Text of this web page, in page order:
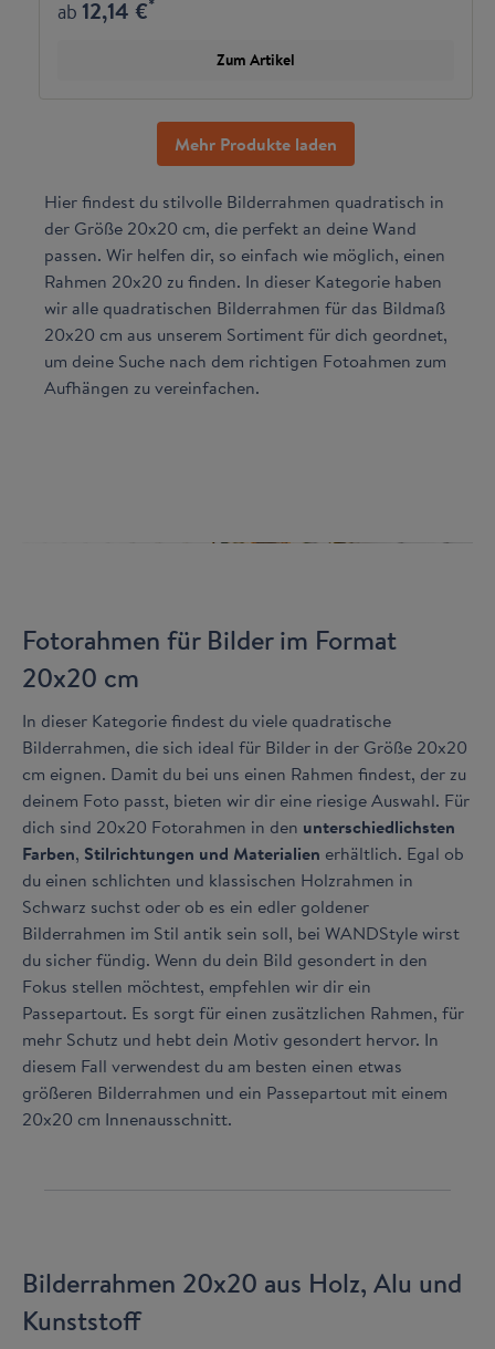
ab12,14 €
Zum Artikel
Mehr Produkte laden
Hier findest du stilvolle Bilderrahmen quadratisch in
der Größe 20x20 cm, die perfekt an deine Wand
passen. Wir helfen dir, so einfach wie möglich, einen
Rahmen 20x20 zu finden. In dieser Kategorie haben
wir alle quadratischen Bilderrahmen für das Bildmaß
20x20 cm aus unserem Sortiment für dich geordnet,
um deine Suche nach dem richtigen Fotoahmen zum
Aufhängen zu vereinfachen.
Fotorahmen für Bilder im Format
20x20 cm
In dieser Kategorie findest du viele quadratische
Bilderrahmen, die sich ideal für Bilder in der Größe 20x20
cm eignen. Damit du bei uns einen Rahmen findest, der zu
deinem Foto passt, bieten wir dir eine riesige Auswahl. Für
dich sind 20x20 Fotorahmen in den unterschiedlichsten
Farben, Stilrichtungen und Materialien erhältlich. Egal ob
du einen schlichten und klassischen Holzrahmen in
Schwarz suchst oder ob es ein edler goldener
Bilderrahmen im Stil antik sein soll, bei WANDStyle wirst
du sicher fündig. Wenn du dein Bild gesondert in den
Fokus stellen möchtest, empfehlen wir dir ein
Passepartout. Es sorgt für einen zusätzlichen Rahmen, für
mehr Schutz und hebt dein Motiv gesondert hervor. In
diesem Fall verwendest du am besten einen etwas
größeren Bilderrahmen und ein Passepartout mit einem
20x20 cm Innenausschnitt.
Bilderrahmen 20x20 aus Holz, Alu und
Kunststoff